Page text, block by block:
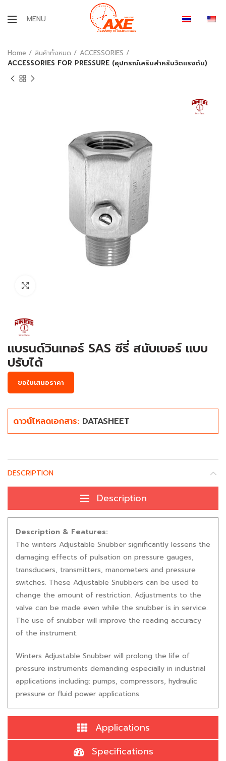
MENU
Home สินค้าทั้งหมด
ACCESSORIES
ACCESSORIES FOR PRESSURE (อุปกรณ์เสริมสำหรับวัดแรงดัน)
แบรนด์วินเทอร์ SAS ซีรี่ สนับเบอร์ แบบ
ปรับได้
ขอใบเสนอราคา
ดาวน์โหลดเอกสาร: DATASHEET
DESCRIPTION
Description
Description & Features:
The winters Adjustable Snubber significantly lessens the
damaging effects of pulsation on pressure gauges,
transducers, transmitters, manometers and pressure
switches. These Adjustable Snubbers can be used to
change the amount of restriction. Adjustments to the
valve can be made even while the snubber is in service.
The use of snubber will improve the reading accuracy
of the instrument.
Winters Adjustable Snubber will prolong the life of
pressure instruments demanding especially in industrial
applications including: pumps, compressors, hydraulic
pressure or fluid power applications.
Applications
Specifications